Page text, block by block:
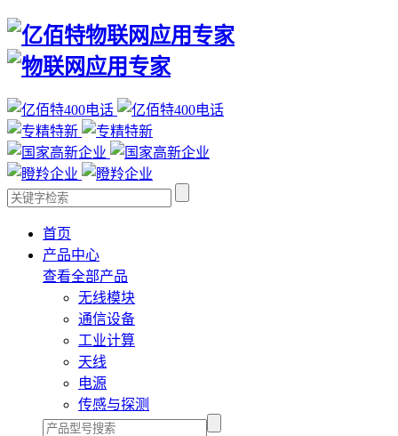
首页
产品中心
查看全部产品
无线模块
通信设备
工业计算
天线
电源
传感与探测